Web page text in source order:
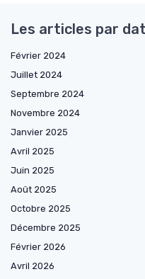
Les articles par
Février 2024
Juillet 2024
Septembre 2024
Novembre 2024
Janvier 2025
Avril 2025
Juin 2025
Août 2025
Octobre 2025
Décembre 2025
Février 2026
Avril 2026